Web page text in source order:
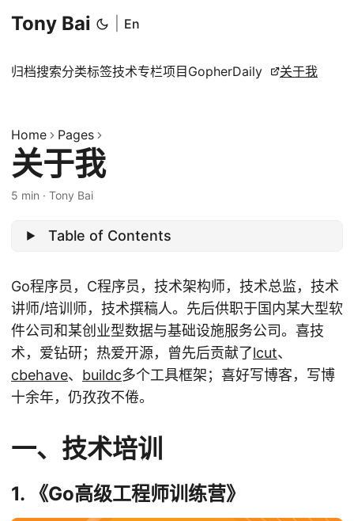
Tony Bai En
归档搜索分类标签技术专栏项目 GopherDaily 关于我
Home Pages
关于我
5 min · Tony Bai
Table of Contents
Go程序员，C程序员，技术架构师，技术总监，技术
讲师/培训师，技术撰稿人。先后供职于国内某大型软
件公司和某创业型数据与基础设施服务公司。喜技
术，爱钻研；热爱开源，曾先后贡献了lcut、
cbehave、 buildc多个工具框架；喜好写博客，写博
十余年，仍孜孜不倦。
一、技术培训
1. 《Go高级工程师训练营》